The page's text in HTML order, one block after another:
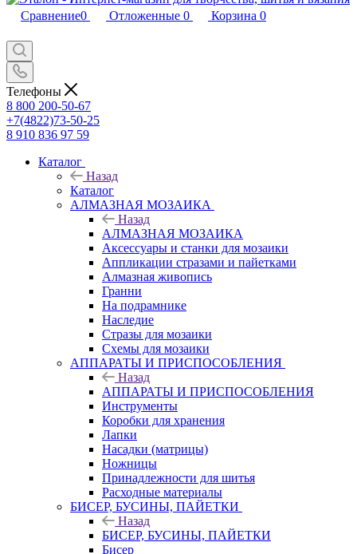
Сравнение0 Отложенные 0 Корзина 0
Телефоны
8 800 200-50-67
+7(4822)73-50-25
8 910 836 97 59
Каталог
Назад
Каталог
АЛМАЗНАЯ МОЗАИКА
Назад
АЛМАЗНАЯ МОЗАИКА
Аксессуары и станки для мозаики
Аппликации стразами и пайетками
Алмазная живопись
Гранни
На подрамнике
Наследие
Стразы для мозаики
Схемы для мозаики
АППАРАТЫ И ПРИСПОСОБЛЕНИЯ
Назад
АППАРАТЫ И ПРИСПОСОБЛЕНИЯ
Инструменты
Коробки для хранения
Лапки
Насадки (матрицы)
Ножницы
Принадлежности для шитья
Расходные материалы
БИСЕР, БУСИНЫ, ПАЙЕТКИ
Назад
БИСЕР, БУСИНЫ, ПАЙЕТКИ
Бисер